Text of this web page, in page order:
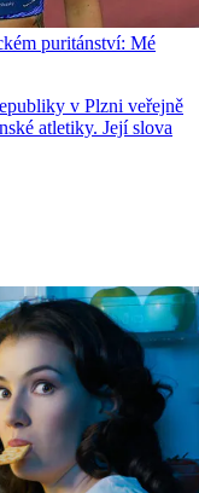
puritánství: Mé
v Plzni veřejně
atletiky. Její slova